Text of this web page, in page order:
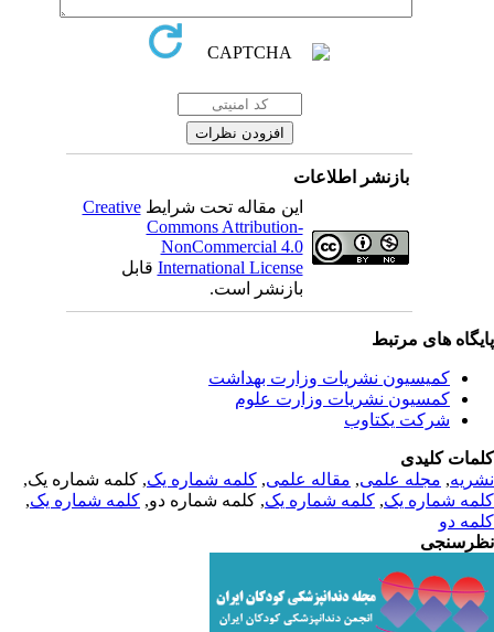
بازنشر اطلاعات
این مقاله تحت شرایطCreative
Commons Attribution-
NonCommercial 4.0
International Licenseقابل
بازنشر است.
های مرتبط
کمیسیون نشریات وزارت بهداشت
کمسیون نشریات وزارت علوم
شرکت یکتاوب
کلیدی
,مجله علمی, مقاله علمی, کلمه شماره یک, کلمه شماره یک,
شماره یک,کلمه شماره یک, کلمه شماره دو,کلمه شماره یک,
دو